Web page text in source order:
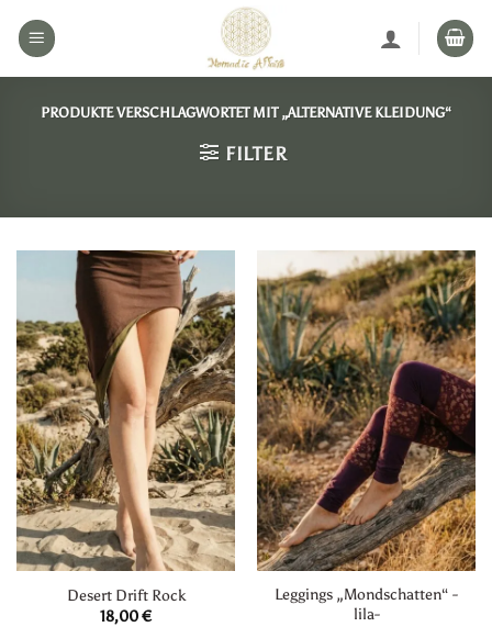
Inhalt
PRODUKTE VERSCHLAGWORTET MIT „ALTERNATIVE KLEIDUNG“
FILTER
Desert Drift Rock
18,00€
Leggings „Mondschatten“ -
lila-